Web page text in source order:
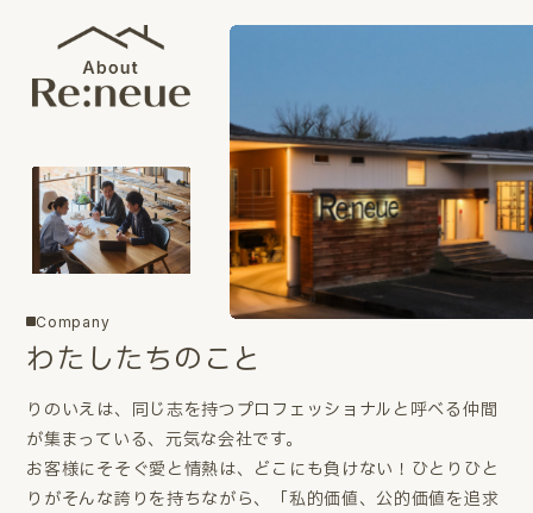
Company
わたしたちのこと
りのいえは、同じ志を持つプロフェッショナルと呼べる仲間
が集まっている、元気な会社です。
お客様にそそぐ愛と情熱は、どこにも負けない！ひとりひと
りがそんな誇りを持ちながら、「私的価値、公的価値を追求